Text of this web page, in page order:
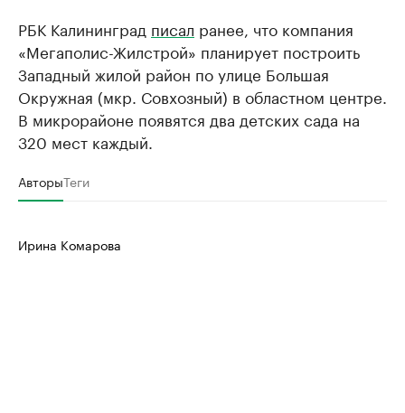
РБК Калининград писал ранее, что компания
«Мегаполис-Жилстрой» планирует построить
Западный жилой район по улице Большая
Окружная (мкр. Совхозный) в областном центре.
В микрорайоне появятся два детских сада на
320 мест каждый.
АвторыТеги
Ирина Комарова